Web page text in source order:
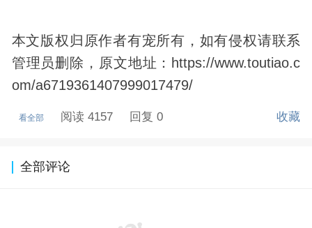
本文版权归原作者有宠所有，如有侵权请联系
管理员删除，原文地址：https://www.toutiao.c
om/a6719361407999017479/
看全部 阅读 4157 回复 0 收藏
全部评论